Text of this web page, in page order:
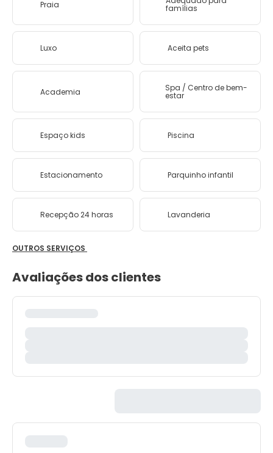
Praia famílias
Luxo Aceita pets
Academia Spa / Centro de bem-
estar
Espaço kids Piscina
Estacionamento Parquinho infantil
Recepção 24 horas Lavanderia
OUTROS SERVIÇOS
Avaliações dos clientes